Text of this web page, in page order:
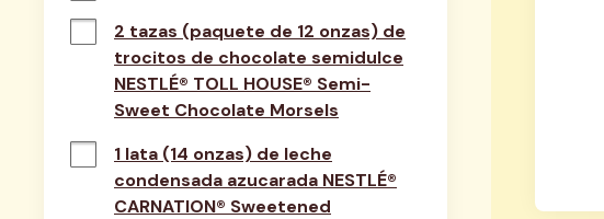
2 tazas (paquete de 12 onzas) de
trocitos de chocolate semidulce
NESTLÉ® TOLL HOUSE® Semi-
Sweet Chocolate Morsels
1 lata (14 onzas) de leche
condensada azucarada NESTLÉ®
CARNATION® Sweetened